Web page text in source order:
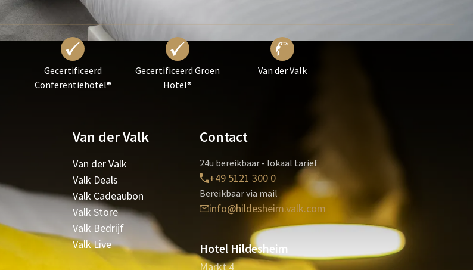
Gecertificeerd
Conferentiehotel®
Gecertificeerd Groen
Hotel®
Van der Valk
Van der Valk
Van der Valk
Valk Deals
Valk Cadeaubon
Valk Store
Valk Bedrijf
Valk Live
Contact
24u bereikbaar - lokaal tarief
+49 5121 300 0
Bereikbaar via mail
info@hildesheim.valk.com
Hotel Hildesheim
Markt 4